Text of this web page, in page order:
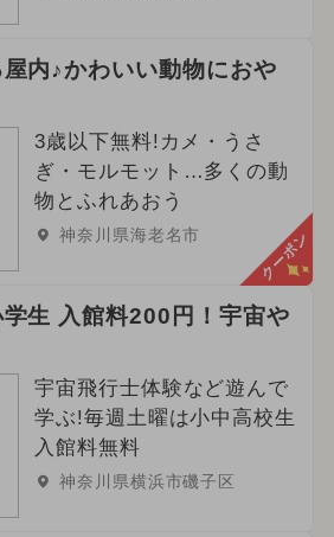
内♪かわいい動物におや
3歳以下無料!カメ・うさ
ぎ・モルモット…多くの動
物とふれあおう
神奈川県海老名市 クーポン
生 入館料200円！宇宙や
宇宙飛行士体験など遊んで
学ぶ!毎週土曜は小中高校生
入館料無料
神奈川県横浜市磯子区